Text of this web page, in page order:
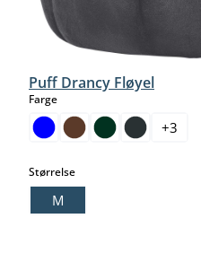
Puff Drancy Fløyel
Fargeselect
+3
Størrelseselect
M